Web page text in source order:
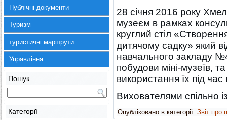
Публічні документи
Туризм
туристичні маршрути
Управління
Пошук
Категорії
28 січня 2016 року
музеєм в рамках
круглий стіл
дитячому садку» який
навчального закладу
побудови міні-музеїв,
використання їх під
Вихователями спільно
Опубліковано в категорії: Звіт про